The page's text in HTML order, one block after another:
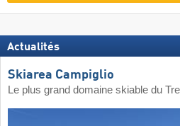
Actualités
Skiarea Campiglio
Le plus grand domaine skiable du